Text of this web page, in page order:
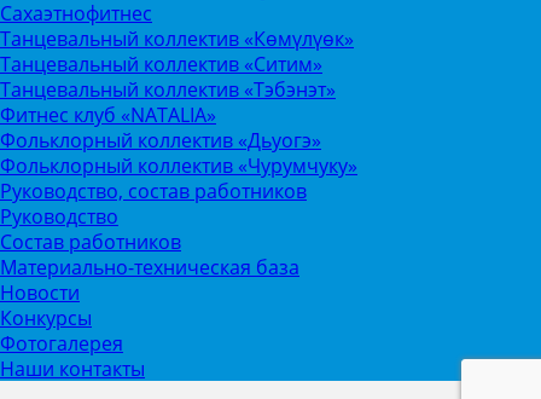
Сахаэтнофитнес
Танцевальный коллектив «Көмүлүөк»
Танцевальный коллектив «Ситим»
Танцевальный коллектив «Тэбэнэт»
Фитнес клуб «NATALIA»
Фольклорный коллектив «Дьуогэ»
Фольклорный коллектив «Чурумчуку»
Руководство, состав работников
Руководство
Состав работников
Материально-техническая база
Новости
Конкурсы
Фотогалерея
Наши контакты